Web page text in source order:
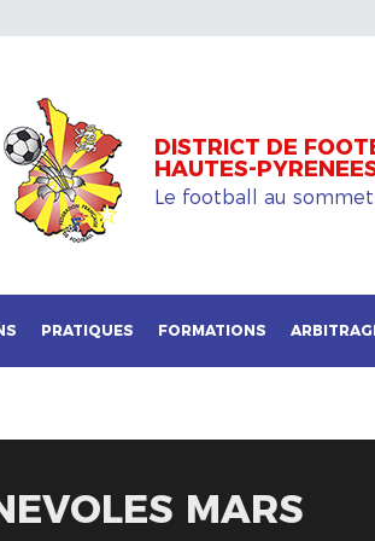
DISTRICT DE
HAUTES-
Le football au sommet
PRATIQUES FORMATIONS
MARS